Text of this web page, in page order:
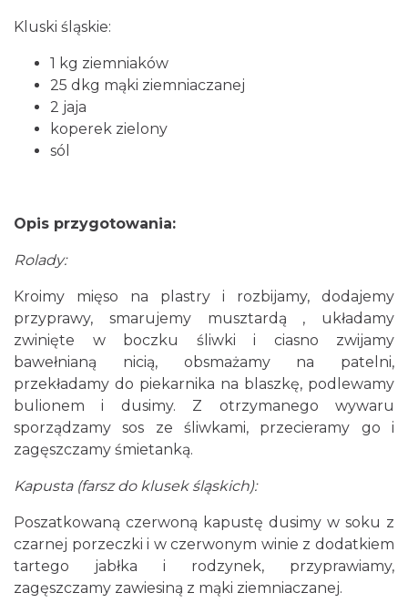
Kluski śląskie:
1 kg ziemniaków
25 dkg mąki ziemniaczanej
2 jaja
koperek zielony
sól
Opis przygotowania:
Rolady:
Kroimy mięso na plastry i rozbijamy, dodajemy
przyprawy, smarujemy musztardą , układamy
zwinięte w boczku śliwki i ciasno zwijamy
bawełnianą nicią, obsmażamy na patelni,
przekładamy do piekarnika na blaszkę, podlewamy
bulionem i dusimy. Z otrzymanego wywaru
sporządzamy sos ze śliwkami, przecieramy go i
zagęszczamy śmietanką.
Kapusta (farsz do klusek śląskich):
Poszatkowaną czerwoną kapustę dusimy w soku z
czarnej porzeczki i w czerwonym winie z dodatkiem
tartego jabłka i rodzynek, przyprawiamy,
zagęszczamy zawiesiną z mąki ziemniaczanej.